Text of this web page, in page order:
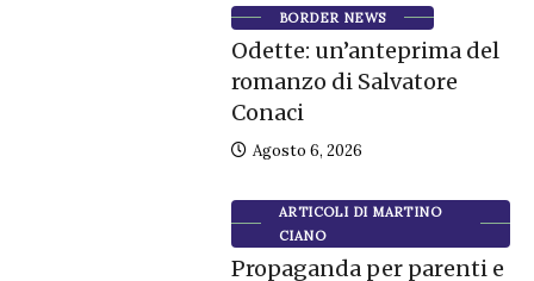
BORDER NEWS
Odette: un’anteprima del
romanzo di Salvatore
Conaci
Agosto 6, 2026
ARTICOLI DI MARTINO
CIANO
Propaganda per parenti e